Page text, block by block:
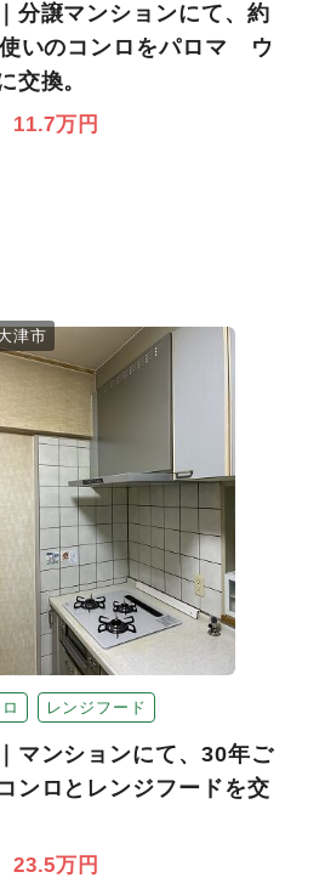
分譲マンションにて、約
いのコンロをパロマ ウ
交換。
11.7万円
レンジフード
津市
マンションにて、30年ご
ンロとレンジフードを交
23.5万円